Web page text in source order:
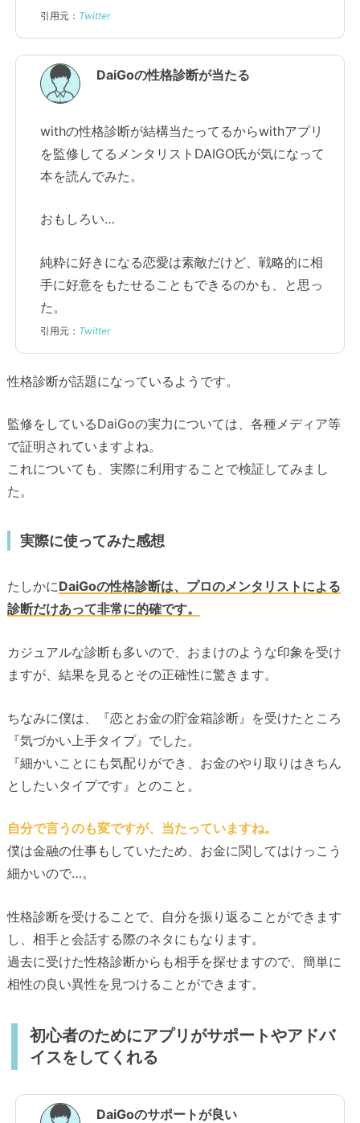
引用元： Twitter
DaiGoの性格診断が当たる
withの性格診断が結構当たってるからwithアプリ
を監修してるメンタリストDAIGO氏が気になって
本を読んでみた。
おもしろい…
純粋に好きになる恋愛は素敵だけど、戦略的に相
手に好意をもたせることもできるのかも、と思っ
た。
引用元： Twitter
性格診断が話題になっているようです。
監修をしているDaiGoの実力については、各種メディア等
で証明されていますよね。
これについても、実際に利用することで検証してみまし
た。
実際に使ってみた感想
たしかにDaiGoの性格診断は、プロのメンタリストによる
診断だけあって非常に的確です。
カジュアルな診断も多いので、おまけのような印象を受け
ますが、結果を見るとその正確性に驚きます。
ちなみに僕は、『恋とお金の貯金箱診断』を受けたところ
『気づかい上手タイプ』でした。
『細かいことにも気配りができ、お金のやり取りはきちん
としたいタイプです』とのこと。
自分で言うのも変ですが、当たっていますね。
僕は金融の仕事もしていたため、お金に関してはけっこう
細かいので…。
性格診断を受けることで、自分を振り返ることができます
し、相手と会話する際のネタにもなります。
過去に受けた性格診断からも相手を探せますので、簡単に
相性の良い異性を見つけることができます。
初心者のためにアプリがサポートやアドバ
イスをしてくれる
DaiGoのサポートが良い